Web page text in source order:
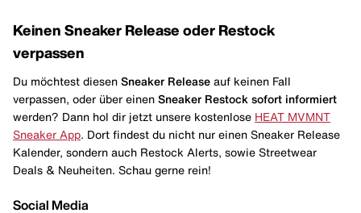
Keinen Sneaker Release oder Restock
verpassen
Du möchtest diesen Sneaker Release auf keinen Fall
verpassen, oder über einen Sneaker Restock sofort informiert
werden? Dann hol dir jetzt unsere kostenlose HEAT MVMNT
Sneaker App . Dort findest du nicht nur einen Sneaker Release
Kalender, sondern auch Restock Alerts, sowie Streetwear
Deals & Neuheiten. Schau gerne rein!
Social Media